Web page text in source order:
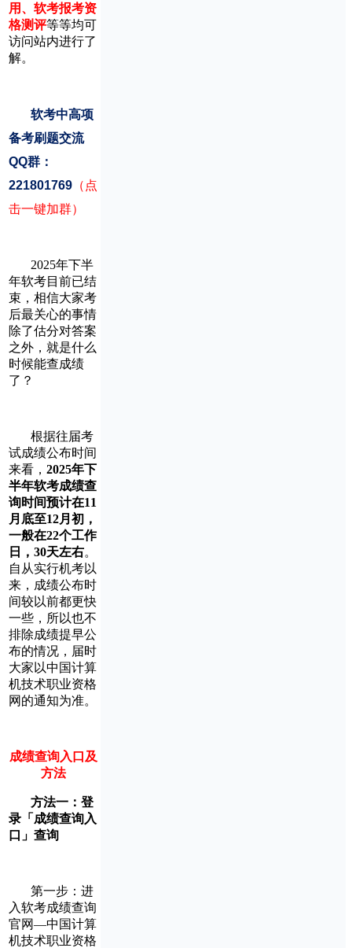
用 、软考报考资
格测评等等均可
访问站内进行了
解。
软考中高项
备考刷题交流
QQ群：
221801769 （点
击一键加群）
2025年下半
年软考目前已结
束，相信大家考
后最关心的事情
除了估分对答案
之外，就是什么
时候能查成绩
了？
根据往届考
试成绩公布时间
来看，2025年下
半年软考成绩查
询时间预计在11
月底至12月初，
一般在22个工作
日，30天左右。
自从实行机考以
来，成绩公布时
间较以前都更快
一些，所以也不
排除成绩提早公
布的情况，届时
大家以中国计算
机技术职业资格
网的通知为准。
成绩查询入口及
方法
方法一：登
录「成绩查询入
口」查询
第一步：进
入软考成绩查询
官网—中国计算
机技术职业资格